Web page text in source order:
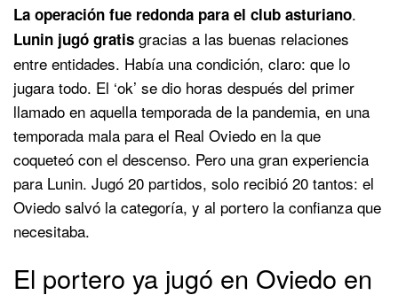
La operación fue redonda para el club asturiano.
Lunin jugó gratis gracias a las buenas relaciones
entre entidades. Había una condición, claro: que lo
jugara todo. El ‘ok’ se dio horas después del primer
llamado en aquella temporada de la pandemia, en una
temporada mala para el Real Oviedo en la que
coqueteó con el descenso. Pero una gran experiencia
para Lunin. Jugó 20 partidos, solo recibió 20 tantos: el
Oviedo salvó la categoría, y al portero la confianza que
necesitaba.
El portero ya jugó en Oviedo en